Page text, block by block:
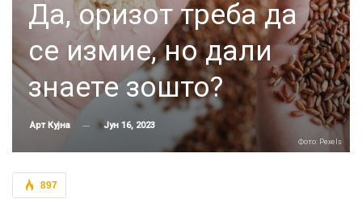
Да, оризот треба да
се измие, но дали
знаете зошто?
Арт Кујна Јун 16, 2023
Фото: Pexels
897